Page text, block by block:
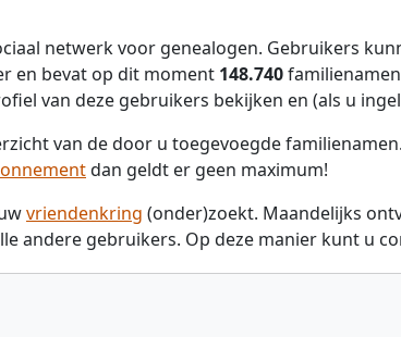
netwerk voor genealogen. Gebruikers
en bevat op dit moment 148.740
van deze gebruikers bekijken en (als u
van de door u toegevoegde
dan geldt er geen maximum!
vriendenkring (onder)zoekt. Maandelijks
andere gebruikers. Op deze manier kunt u